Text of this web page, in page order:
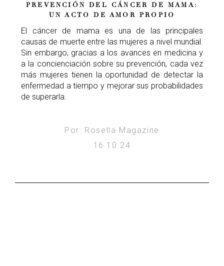
PREVENCIÓN DEL CÁNCER DE MAMA:
UN ACTO DE AMOR PROPIO
El cáncer de mama es una de las principales
causas de muerte entre las mujeres a nivel mundial.
Sin embargo, gracias a los avances en medicina y
a la concienciación sobre su prevención, cada vez
más mujeres tienen la oportunidad de detectar la
enfermedad a tiempo y mejorar sus probabilidades
de superarla.
Por: Rosella Magazine
16.10.24